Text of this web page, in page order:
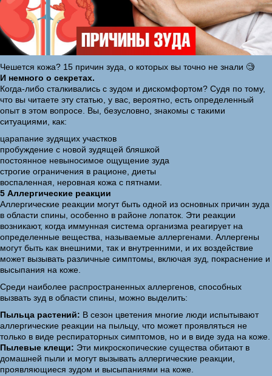
Чешется кожа? 15 причин зуда, о которых вы точно не знали 🧐
И немного о секретах.
Когда-либо сталкивались с зудом и дискомфортом? Судя по тому,
что вы читаете эту статью, у вас, вероятно, есть определенный
опыт в этом вопросе. Вы, безусловно, знакомы с такими
ситуациями, как:
царапание зудящих участков
пробуждение с новой зудящей бляшкой
постоянное невыносимое ощущение зуда
строгие ограничения в рационе, диеты
воспаленная, неровная кожа с пятнами.
5 Аллергические реакции
Аллергические реакции могут быть одной из основных причин зуда
в области спины, особенно в районе лопаток. Эти реакции
возникают, когда иммунная система организма реагирует на
определенные вещества, называемые аллергенами. Аллергены
могут быть как внешними, так и внутренними, и их воздействие
может вызывать различные симптомы, включая зуд, покраснение и
высыпания на коже.
Среди наиболее распространенных аллергенов, способных
вызвать зуд в области спины, можно выделить:
Пыльца растений: В сезон цветения многие люди испытывают
аллергические реакции на пыльцу, что может проявляться не
только в виде респираторных симптомов, но и в виде зуда на коже.
Пылевые клещи: Эти микроскопические существа обитают в
домашней пыли и могут вызывать аллергические реакции,
проявляющиеся зудом и высыпаниями на коже.